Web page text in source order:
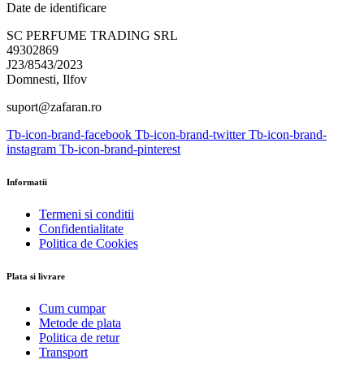
Date de identificare
SC PERFUME TRADING SRL
49302869
J23/8543/2023
Domnesti, Ilfov
suport@zafaran.ro
Tb-icon-brand-facebook Tb-icon-brand-twitter Tb-icon-brand-
instagram Tb-icon-brand-pinterest
Informatii
Termeni si conditii
Confidentialitate
Politica de Cookies
Plata si livrare
Cum cumpar
Metode de plata
Politica de retur
Transport